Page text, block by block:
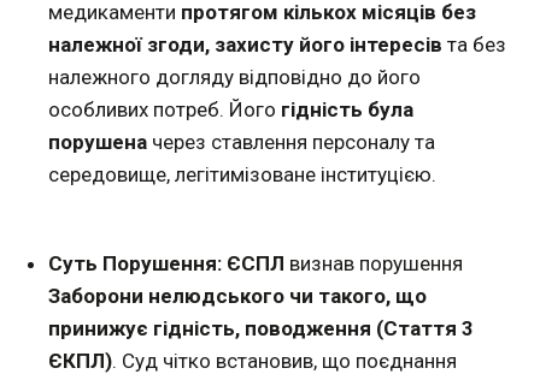
медикаменти протягом кількох місяців без
належної згоди, захисту його інтересів та без
належного догляду відповідно до його
особливих потреб. Його гідність була
порушена через ставлення персоналу та
середовище, легітимізоване інституцією.
Суть Порушення: ЄСПЛ визнав порушення
Заборони нелюдського чи такого, що
принижує гідність, поводження (Стаття 3
ЄКПЛ). Суд чітко встановив, що поєднання